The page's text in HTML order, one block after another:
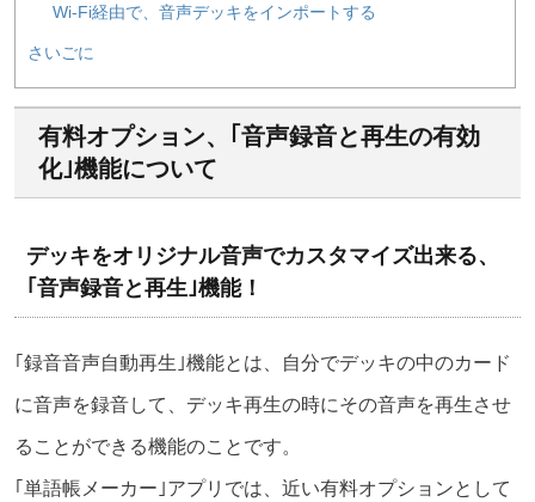
Wi-Fi経由で、音声デッキをインポートする
さいごに
有料オプション、｢音声録音と再生の有効
化｣機能について
デッキをオリジナル音声でカスタマイズ出来る、
｢音声録音と再生｣機能！
｢録音音声自動再生｣機能とは、自分でデッキの中のカード
に音声を録音して、デッキ再生の時にその音声を再生させ
ることができる機能のことです。
｢単語帳メーカー｣アプリでは、近い有料オプションとして